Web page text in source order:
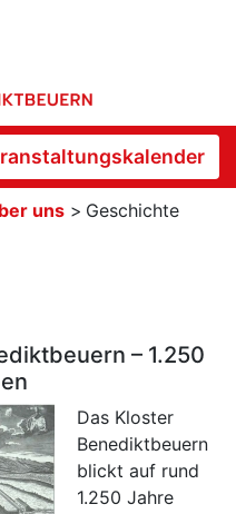
uns > Geschichte
– 1.250
Das Kloster
Benediktbeuern
blickt auf rund
1.250 Jahre